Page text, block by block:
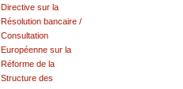
Directive sur la
Résolution bancaire /
Consultation
Européenne sur la
Réforme de la
Structure des